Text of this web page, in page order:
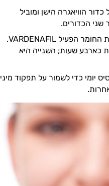
הוויאגרה הישן ומוביל
שני הכדורים.
בנוסף לשתי תרופות אלו, השוק כולל עוד שני שחקנים:" לביטרה" הכוללת את החומר הפעיל VARDENAFIL.
כארבע שעות; השנייה היא
יומי כדי לשמור על תפקוד מיני